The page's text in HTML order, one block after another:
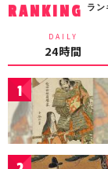
RANKING ラン
DAILY
24時間
1